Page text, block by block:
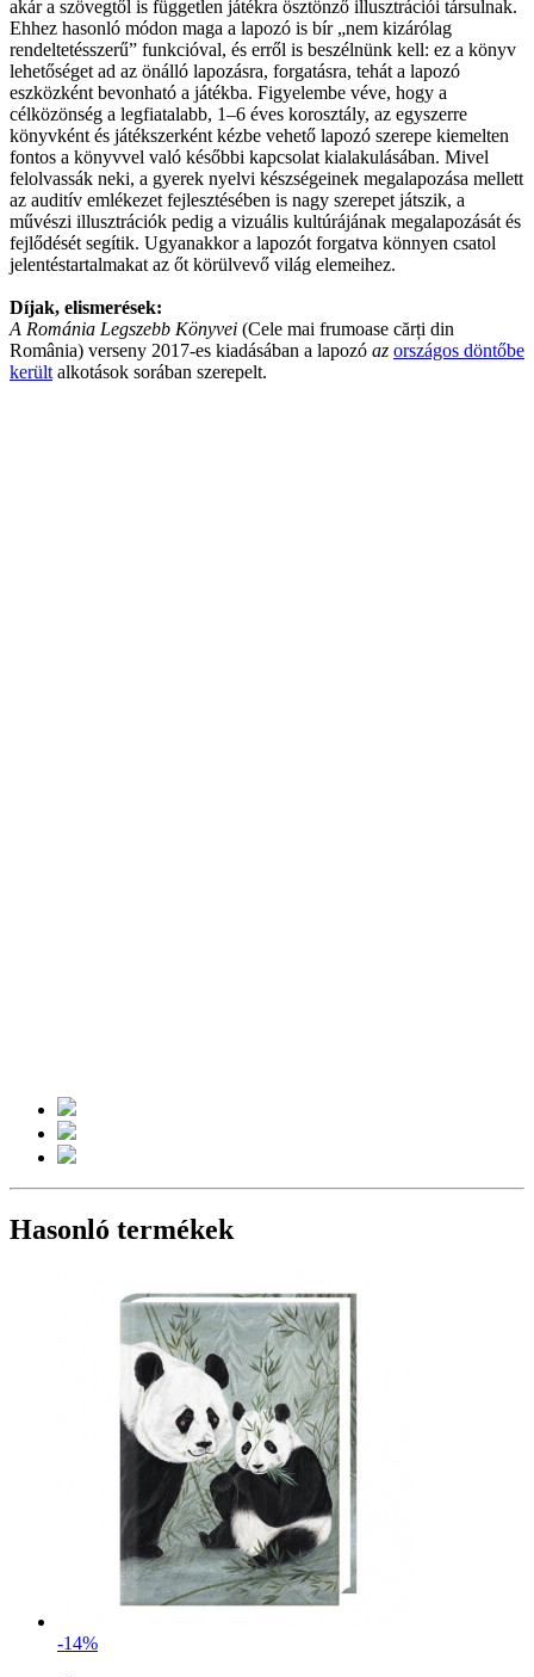
akár a szövegtől is független játékra ösztönző illusztrációi társulnak.
Ehhez hasonló módon maga a lapozó is bír „nem kizárólag
rendeltetésszerű” funkcióval, és erről is beszélnünk kell: ez a könyv
lehetőséget ad az önálló lapozásra, forgatásra, tehát a lapozó
eszközként bevonható a játékba. Figyelembe véve, hogy a
célközönség a legfiatalabb, 1–6 éves korosztály, az egyszerre
könyvként és játékszerként kézbe vehető lapozó szerepe kiemelten
fontos a könyvvel való későbbi kapcsolat kialakulásában. Mivel
felolvassák neki, a gyerek nyelvi készségeinek megalapozása mellett
az auditív emlékezet fejlesztésében is nagy szerepet játszik, a
művészi illusztrációk pedig a vizuális kultúrájának megalapozását és
fejlődését segítik. Ugyanakkor a lapozót forgatva könnyen csatol
jelentéstartalmakat az őt körülvevő világ elemeihez.
Díjak, elismerések:
A Románia Legszebb Könyvei (Cele mai frumoase cărți din
România) verseny 2017-es kiadásában a lapozó az országos döntőbe
kerültalkotások sorában szerepelt.
Hasonló termékek
-14%